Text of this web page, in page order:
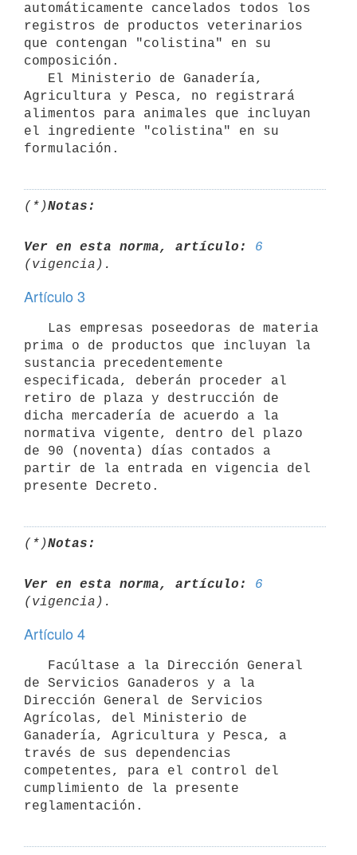
automáticamente cancelados todos los
registros de productos veterinarios
que contengan "colistina" en su
composición.
Agricultura y Pesca, no registrará
alimentos para animales que incluyan
el ingrediente "colistina" en su
(*)Notas:
Ver en esta norma, artículo:
6
Artículo 3
prima o de productos que incluyan la
sustancia precedentemente
especificada, deberán proceder al
retiro de plaza y destrucción de
dicha mercadería de acuerdo a la
normativa vigente, dentro del plazo
de 90 (noventa) días contados a
partir de la entrada en vigencia del
(*)Notas:
Ver en esta norma, artículo:
6
Artículo 4
de Servicios Ganaderos y a la
Dirección General de Servicios
Agrícolas, del Ministerio de
Ganadería, Agricultura y Pesca, a
través de sus dependencias
competentes, para el control del
cumplimiento de la presente